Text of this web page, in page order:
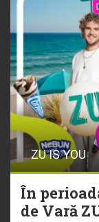
ZU IS YOU
În
de Vară